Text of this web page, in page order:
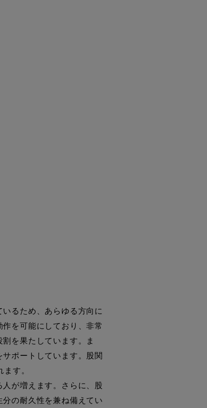
るため、あらゆる方向に
を可能にしており、非常
を果たしています。ま
ポートしています。股関
す。
が増えます。さらに、股
の耐久性を兼ね備えてい